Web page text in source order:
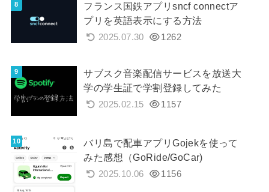
フランス国鉄アプリsncf connectア
プリを英語表示にする方法
2025.07.30 1262
サブスク音楽配信サービスを放送大
学の学生証で学割登録してみた
2025.02.15 1157
バリ島で配車アプリGojekを使って
みた感想（GoRide/GoCar)
2025.10.06 1156